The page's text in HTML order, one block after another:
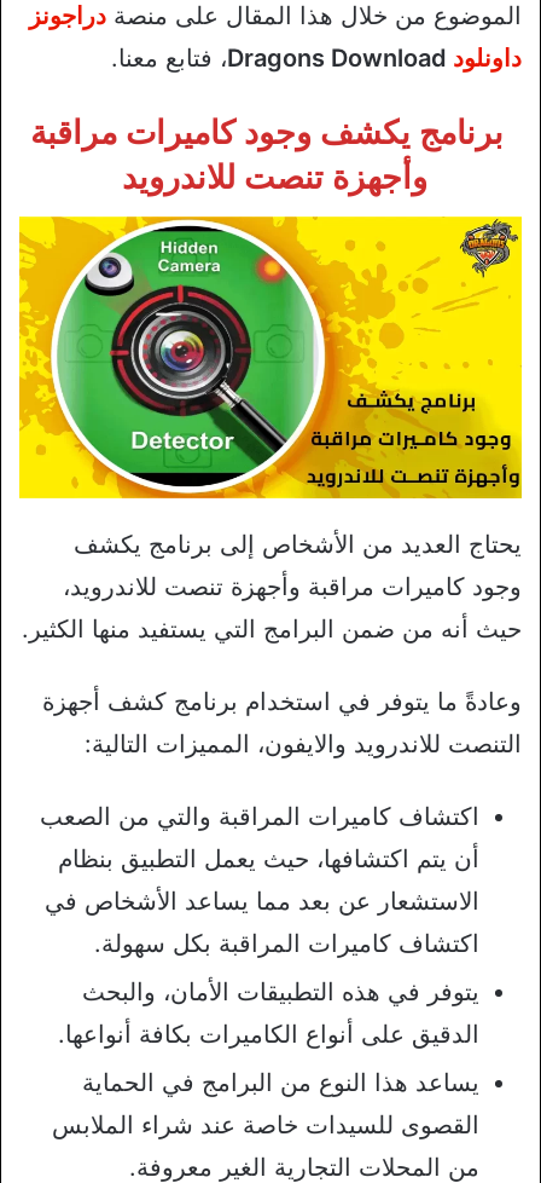
الموضوع من خلال هذا المقال على منصة دراجونز
داونلود
، فتابع معنا.
برنامج يكشف وجود كاميرات مراقبة
وأجهزة تنصت للاندرويد
يحتاج العديد من الأشخاص إلى برنامج يكشف
وجود كاميرات مراقبة وأجهزة تنصت للاندرويد،
حيث أنه من ضمن البرامج التي يستفيد منها الكثير.
وعادةً ما يتوفر في استخدام برنامج كشف أجهزة
التنصت للاندرويد والايفون، المميزات التالية:
اكتشاف كاميرات المراقبة والتي من الصعب
أن يتم اكتشافها، حيث يعمل التطبيق بنظام
الاستشعار عن بعد مما يساعد الأشخاص في
اكتشاف كاميرات المراقبة بكل سهولة.
يتوفر في هذه التطبيقات الأمان، والبحث
الدقيق على أنواع الكاميرات بكافة أنواعها.
يساعد هذا النوع من البرامج في الحماية
القصوى للسيدات خاصة عند شراء الملابس
من المحلات التجارية الغير معروفة.